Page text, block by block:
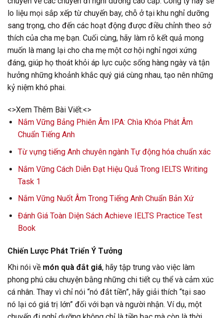
lo liệu mọi sắp xếp từ chuyến bay, chỗ ở tại khu nghỉ dưỡng
sang trọng, cho đến các hoạt động được điều chỉnh theo sở
thích của cha mẹ bạn. Cuối cùng, hãy làm rõ kết quả mong
muốn là mang lại cho cha mẹ một cơ hội nghỉ ngơi xứng
đáng, giúp họ thoát khỏi áp lực cuộc sống hàng ngày và tận
hưởng những khoảnh khắc quý giá cùng nhau, tạo nên những
kỷ niệm khó phai.
<>Xem Thêm Bài Viết:<>
Nắm Vững Bảng Phiên Âm IPA: Chìa Khóa Phát Âm
Chuẩn Tiếng Anh
Từ vựng tiếng Anh chuyên ngành Tự động hóa chuẩn xác
Nắm Vững Cách Diễn Đạt Hiệu Quả Trong IELTS Writing
Task 1
Nắm Vững Nuốt Âm Trong Tiếng Anh Chuẩn Bản Xứ
Đánh Giá Toàn Diện Sách Achieve IELTS Practice Test
Book
Chiến Lược Phát Triển Ý Tưởng
Khi nói về món quà đắt giá, hãy tập trung vào việc làm
phong phú câu chuyện bằng những chi tiết cụ thể và cảm xúc
cá nhân. Thay vì chỉ nói “nó đắt tiền”, hãy giải thích “tại sao
nó lại có giá trị lớn” đối với bạn và người nhận. Ví dụ, một